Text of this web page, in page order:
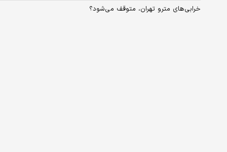
خرابی‌های مترو تهران، متوقف می‌شود؟